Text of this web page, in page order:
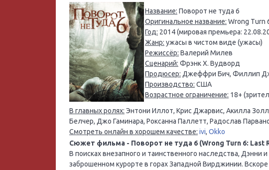
Название: Поворот не туда 6
Оригинальное название: Wrong Turn
Год: 2014 (мировая премьера:
Жанр: ужасы в чистом виде (ужасы)
Режиссёр: Валерий Милев
Сценарий: Фрэнк Х. Вудворд
Продюсер: Джеффри Бич, Филлип
Производство: США
Возрастное ограничение: 18+
В главных ролях: Энтони Иллот, Крис Джарвис, Акилла
Белчер, Джо Гаминара, Роксанна Паллетт, Радослав
Смотреть онлайн в хорошем качестве: ivi, Okko
Сюжет фильма - Поворот не туда 6 (Wrong Turn 6: Last
В поисках внезапного и таинственного наследства, Дэнни
заброшенном курорте в горах Западной Вирджинии.